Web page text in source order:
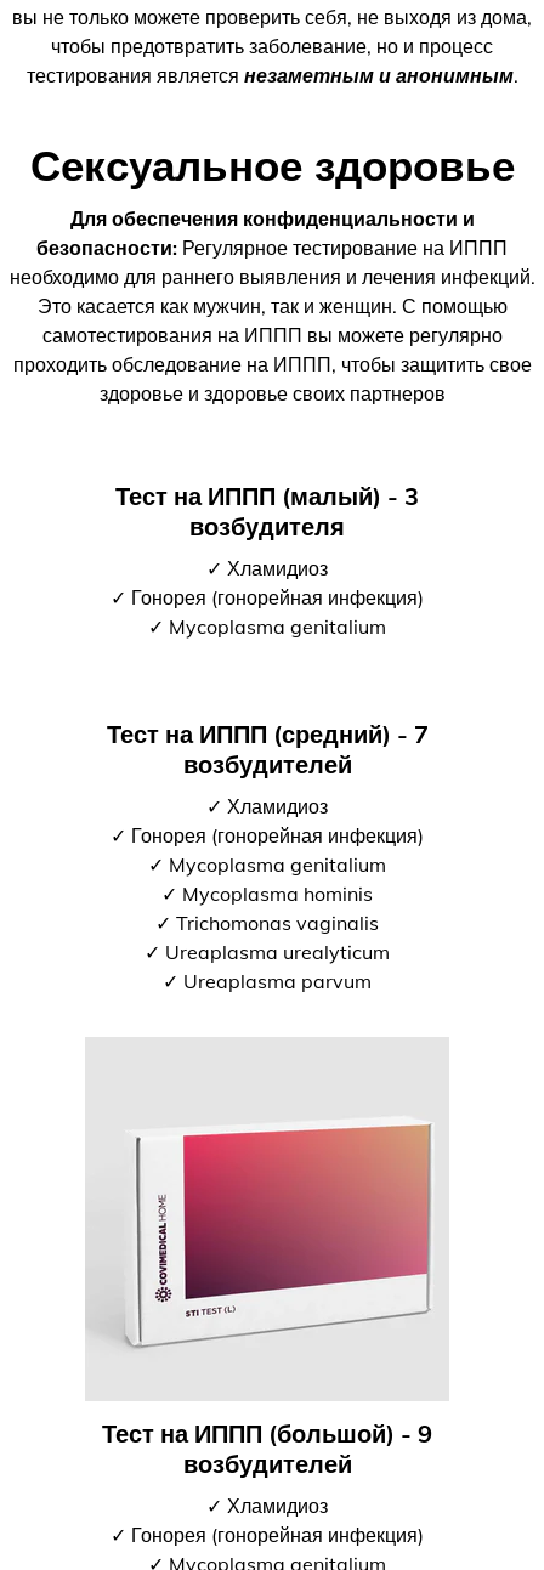
вы не только можете проверить себя, не выходя из дома,
чтобы предотвратить заболевание, но и процесс
тестирования является незаметным и анонимным.
Сексуальное здоровье
Для обеспечения конфиденциальности и
безопасности: Регулярное тестирование на ИППП
необходимо для раннего выявления и лечения инфекций.
Это касается как мужчин, так и женщин. С помощью
самотестирования на ИППП вы можете регулярно
проходить обследование на ИППП, чтобы защитить свое
здоровье и здоровье своих партнеров
Тест на ИППП (малый) - 3
возбудителя
✓ Хламидиоз
✓ Гонорея (гонорейная инфекция)
✓ Mycoplasma genitalium
Тест на ИППП (средний) - 7
возбудителей
✓ Хламидиоз
✓ Гонорея (гонорейная инфекция)
✓ Mycoplasma genitalium
✓ Mycoplasma hominis
✓ Trichomonas vaginalis
✓ Ureaplasma urealyticum
✓ Ureaplasma parvum
Тест на ИППП (большой) - 9
возбудителей
✓ Хламидиоз
✓ Гонорея (гонорейная инфекция)
✓ Mycoplasma genitalium